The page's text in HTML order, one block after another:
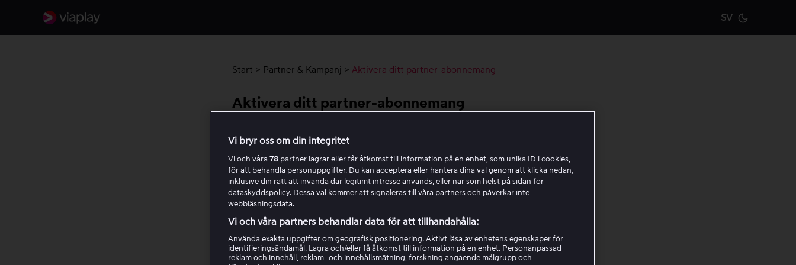
SV
Start > Partner & Kampanj > Aktivera ditt partner-abonnemang
Aktivera ditt partner-abonnemang
Använd denna guide när du har Viaplay via en TV-leverantör eller
nuvarande konto till ditt abonnemang via en partner till Viaplay.
Innan du börjar
Se till att du har tillgång till dina kunduppgifter från din TV-
leverantör/mobiloperatör.
Vi bryr oss om din integritet
Vi och våra 78 partner lagrar eller får åtkomst till information på en enhet, som unika ID i cookies,
för att behandla personuppgifter. Du kan acceptera eller hantera dina val genom att klicka nedan,
inklusive din rätt att invända där legitimt intresse används, eller när som helst på sidan för
dataskyddspolicy. Dessa val kommer att signaleras till våra partners och påverkar inte
webbläsningsdata.
Vi och våra partners behandlar data för att tillhandahålla:
Använda exakta uppgifter om geografisk positionering. Aktivt läsa av enhetens egenskaper för
identifieringsändamål. Lagra och/eller få åtkomst till information på en enhet. Personanpassad
reklam och innehåll, reklam- och innehållsmätning, forskning angående målgrupp och